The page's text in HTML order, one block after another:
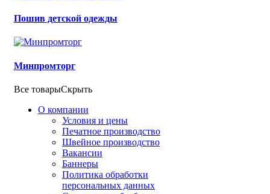
Пошив детской одежды
Минпромторг
Все товарыСкрыть
О компании
Условия и цены
Печатное производство
Швейное производство
Вакансии
Баннеры
Политика обработки
персональных данных